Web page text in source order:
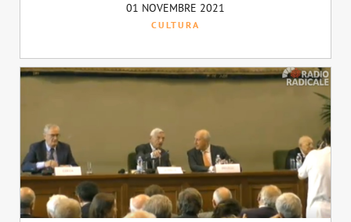
01 NOVEMBRE 2021
CULTURA